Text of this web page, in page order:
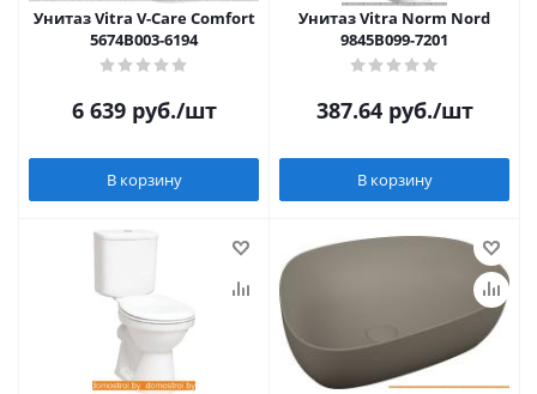
Унитаз Vitra V-Care Comfort
5674B003-6194
6 639руб./шт
В корзину
Унитаз Vitra Norm Nord
9845B099-7201
387.64руб./шт
В корзину